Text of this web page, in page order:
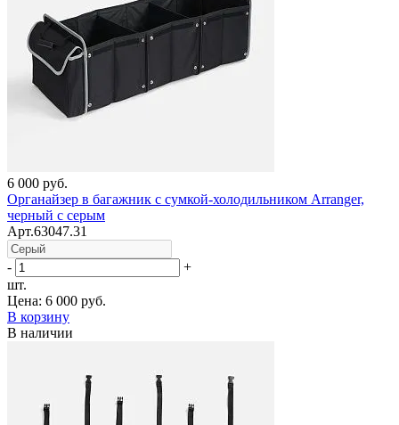
6 000 руб.
Органайзер в багажник с сумкой-холодильником Arranger,
черный с серым
Арт.63047.31
-
+
шт.
Цена: 6 000 руб.
В корзину
В наличии